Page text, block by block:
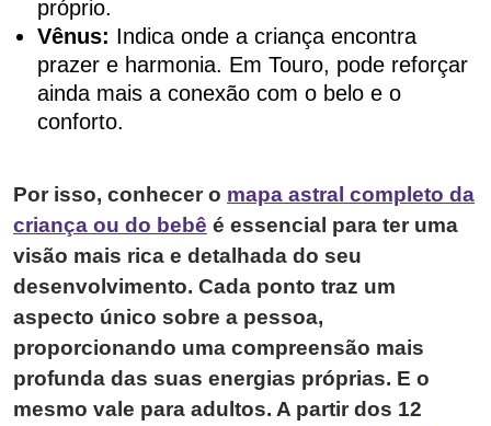
próprio.
Vênus: Indica onde a criança encontra
prazer e harmonia. Em Touro, pode reforçar
ainda mais a conexão com o belo e o
conforto.
Por isso, conhecer o mapa astral completo da
criança ou do bebê é essencial para ter uma
visão mais rica e detalhada do seu
desenvolvimento. Cada ponto traz um
aspecto único sobre a pessoa,
proporcionando uma compreensão mais
profunda das suas energias próprias. E o
mesmo vale para adultos. A partir dos 12